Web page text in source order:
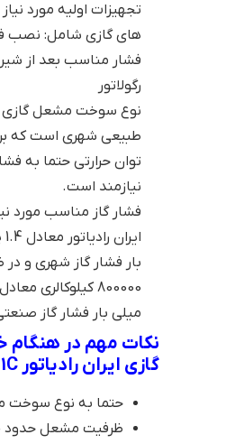
تجهیزات اولیه مورد
های گازی شامل: نصب
فشار مناسب بعد از شیر
رگولاتور
نوع سوخت مشعل گازی
طبیعی شهری است که
توان حرارتی حتما به
نیازمند است.
فشار گاز مناسب مورد
بار فشار گاز شهری و در
میلی بار فشار گاز
نکات مهم در
گازی ایران رادیاتور pgn 1C
حتما به نوع سوخت